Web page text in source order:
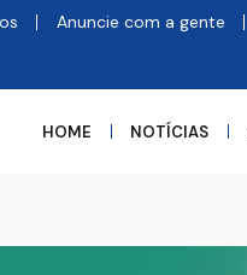
Anuncie com a gente
HOME NOTÍCIAS